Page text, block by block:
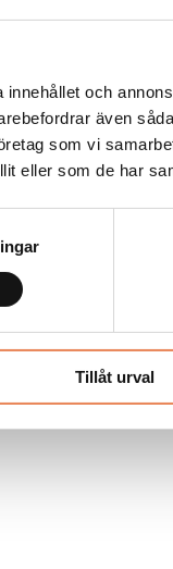
och
även
som vi
eller som de har
Tillåt urval
på
lagen om